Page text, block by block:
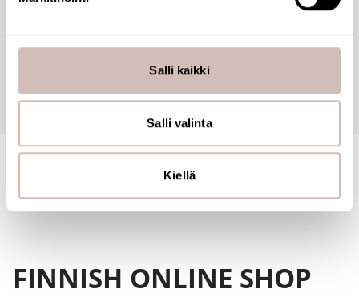
räätälöimiseen, sosiaalisen median ominaisuuksien
tukemiseen ja kävijämäärämme analysoimiseen. Lisäksi
alan kumppaneillemme tietoja siitä, miten käytät
sivustoamme. Kumppanimme voivat yhdistää näitä
Salli kaikki
Salli valinta
Kiellä
Questions
FINNISH ONLINE SHOP